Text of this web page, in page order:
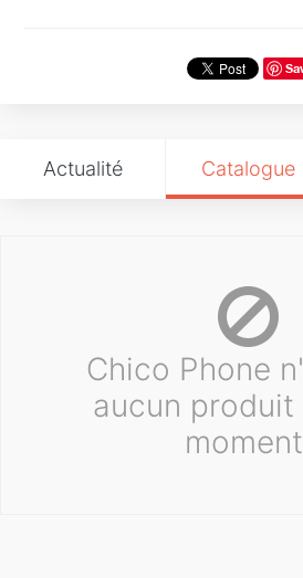
Actualité Catalogue
Chico Phone
aucun produit